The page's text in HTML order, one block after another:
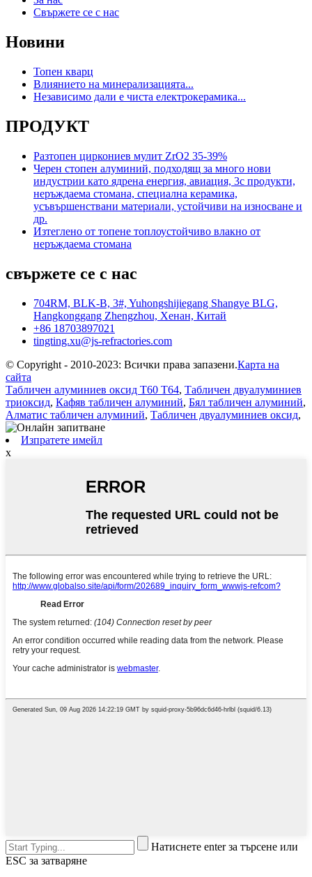
Свържете се с нас
Новини
Топен кварц
Влиянието на минерализацията...
Независимо дали е чиста електрокерамика...
ПРОДУКТ
Разтопен циркониев мулит ZrO2 35-39%
Черен стопен алуминий, подходящ за много нови
индустрии като ядрена енергия, авиация, 3c продукти,
неръждаема стомана, специална керамика,
усъвършенствани материали, устойчиви на износване и
др.
Изтеглено от топене топлоустойчиво влакно от
неръждаема стомана
свържете се с нас
704RM, BLK-B, 3#, Yuhongshijiegang Shangye BLG,
Hangkonggang Zhengzhou, Хенан, Китай
+86 18703897021
tingting.xu@js-refractories.com
© Copyright - 2010-2023: Всички права запазени.Карта на
сайта
Табличен алуминиев оксид T60 T64, Табличен двуалуминиев
триоксид, Кафяв табличен алуминий, Бял табличен алуминий,
Алматис табличен алуминий, Табличен двуалуминиев оксид,
Изпратете имейл
x
Натиснете enter за търсене или
ESC за затваряне